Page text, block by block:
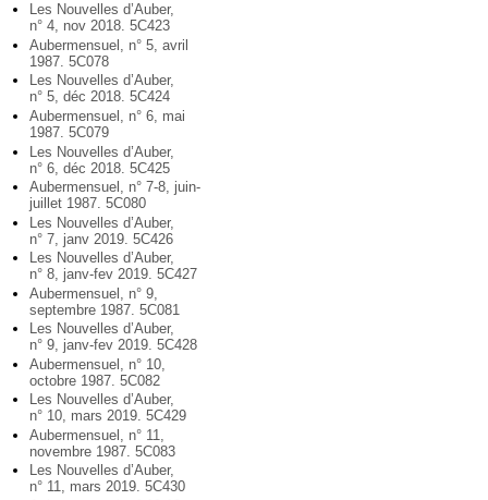
Les Nouvelles d’Auber,
n° 4, nov 2018. 5C423
Aubermensuel, n° 5, avril
1987. 5C078
Les Nouvelles d’Auber,
n° 5, déc 2018. 5C424
Aubermensuel, n° 6, mai
1987. 5C079
Les Nouvelles d’Auber,
n° 6, déc 2018. 5C425
Aubermensuel, n° 7-8, juin-
juillet 1987. 5C080
Les Nouvelles d’Auber,
n° 7, janv 2019. 5C426
Les Nouvelles d’Auber,
n° 8, janv-fev 2019. 5C427
Aubermensuel, n° 9,
septembre 1987. 5C081
Les Nouvelles d’Auber,
n° 9, janv-fev 2019. 5C428
Aubermensuel, n° 10,
octobre 1987. 5C082
Les Nouvelles d’Auber,
n° 10, mars 2019. 5C429
Aubermensuel, n° 11,
novembre 1987. 5C083
Les Nouvelles d’Auber,
n° 11, mars 2019. 5C430